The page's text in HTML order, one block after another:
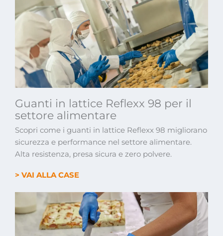
Guanti in lattice Reflexx 98 per il
settore alimentare
Scopri come i guanti in lattice Reflexx 98 migliorano
sicurezza e performance nel settore alimentare.
Alta resistenza, presa sicura e zero polvere.
> VAI ALLA CASE